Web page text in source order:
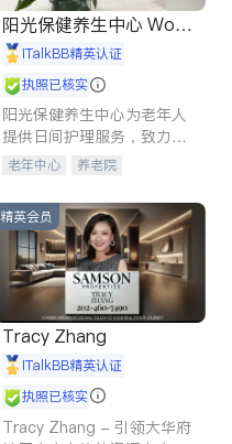
阳光保健养生中心 World
shine
iTalkBB精英认证
执照已核实
阳光保健养生中心为老年人
提供日间护理服务，致力于
通过持续的护理创新来有效
老年中心 养老院
精英会员
Tracy Zhang
iTalkBB精英认证
执照已核实
Tracy Zhang - 引领大华府